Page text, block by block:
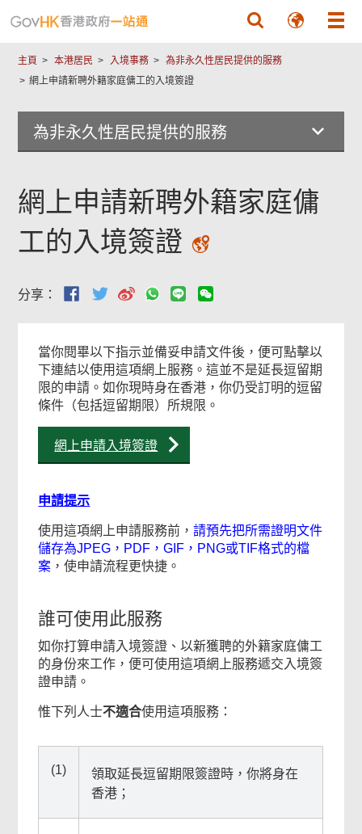
主頁 本港居民 入境事務
為非永久性居民提供的服務
網上申請新聘外籍家庭傭工的入境簽證
為非永久性居民提供的服務
網上申請新聘外籍家庭傭
工的入境簽證
分享：
當你閱畢以下指示並備妥申請文件後，便可點擊以
下連結以使用這項網上服務。這並不是延長逗留期
限的申請。如你現時身在香港，你仍受訂明的逗留
條件（包括逗留期限）所規限。
網上申請入境簽證
申請提示
使用這項網上申請服務前，請預先把所需證明文件
儲存為JPEG，PDF，GIF，PNG或TIF格式的檔
案 ，使申請流程更快捷。
誰可使用此服務
如你打算申請入境簽證、以新獲聘的外籍家庭傭工
的身份來工作，便可使用這項網上服務遞交入境簽
證申請。
惟下列人士不適合使用這項服務：
(1)
領取延長逗留期限簽證時，你將身在
香港；
常
用
上
服
務
尾
單